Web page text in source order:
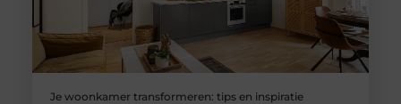
Je woonkamer transformeren: tips en inspiratie